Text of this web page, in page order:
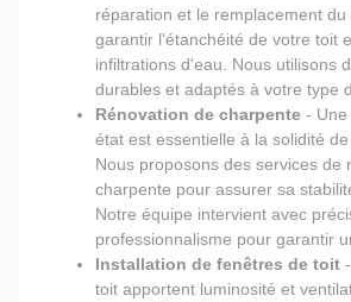
réparation et le remplacement
garantir l'étanchéité de votre toit
infiltrations d'eau. Nous utilisons
durables et adaptés à votre type
Rénovation de charpente - Une
état est essentielle à la solidité de
Nous proposons des services de
charpente pour assurer sa
Notre équipe intervient avec
professionnalisme pour garantir
Installation de fenêtres de toit
toit apportent luminosité et